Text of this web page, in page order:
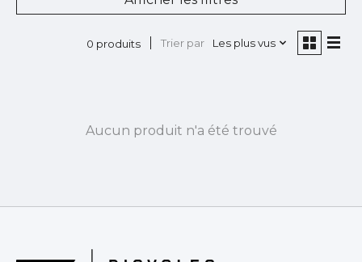
0 produits Trier par Les plus vus
Aucun produit n'a été trouvé